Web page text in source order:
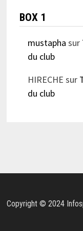
BOX 1
mustapha sur
du club
HIRECHE sur
du club
Copyright © 2024